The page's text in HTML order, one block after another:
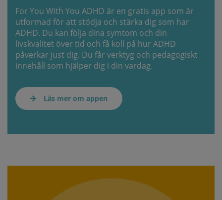
For You With You ADHD är en gratis app som är
utformad för att stödja och stärka dig som har
ADHD. Du kan följa dina symtom och din
livskvalitet över tid och få koll på hur ADHD
påverkar just dig. Du får verktyg och pedagogiskt
innehåll som hjälper dig i din vardag.
Läs mer om appen